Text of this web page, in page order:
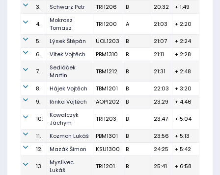
3. Schwarz Petr TRI1206 B 20:32 + 1:49
4.
Mokrosz
Tomasz
TRI1200 A 21:03 + 2:20
5. Lýsek Štěpán UOL1203 B 21:07
+ 2:24
6.
Vítek Vojtěch PBM1310 B 21:11 + 2:28
7.
Sedláček
Martin
TBM1212 B 21:31 + 2:48
8. Hájek Vojtěch TBM1201 B 22:03
+ 3:20
9.
Rinka Vojtěch AOP1202 B 23:29 + 4:46
10.
Kowalczyk
Jáchym
TRI1203 B 23:47 + 5:04
11. Kozmon Lukáš PBM1301 B 23:56
+ 5:13
12.
Mazák Šimon KSU1300 B 24:25 + 5:42
13.
Myslivec
Lukáš
TRI1201 B 25:41 + 6:58